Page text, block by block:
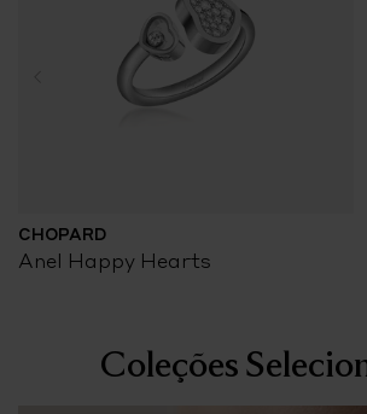
CHOPARD
Anel Happy Hearts
Coleções